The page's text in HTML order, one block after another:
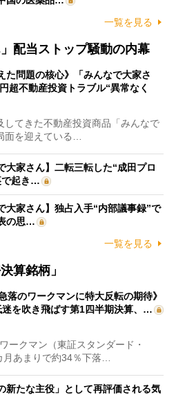
一覧を見る
配当ストップ騒動の内幕
た問題の核心》「みんなで大家さ
超不動産投資トラブル“異常なく
てきた不動産投資商品「みんなで
面を迎えている…
大家さん】二転三転した“成田プロ
で起き…
大家さん】独占入手“内部議事録”で
の思…
一覧を見る
算銘柄」
落のワークマンに特大反転の期待》
迷を吹き飛ばす第1四半期決算、…
クマン（東証スタンダード・
あまりで約34％下落…
新たな主役」として再評価される気